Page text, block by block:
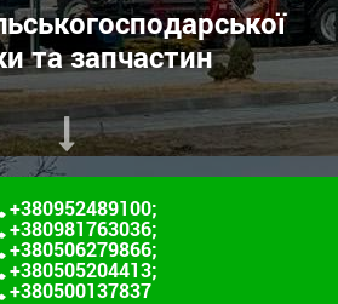
та запчастин
+380952489100;
+380981763036;
+380506279866;
+380505204413;
+380500137837